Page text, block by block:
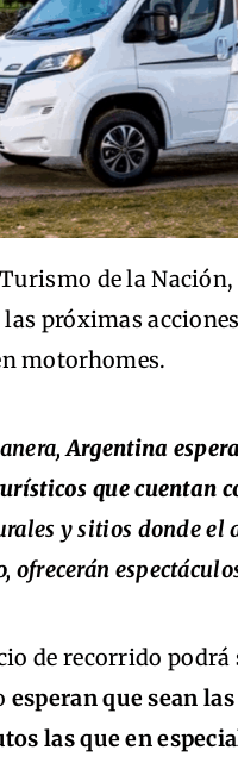
de la
próximas
motorhomes.
Argentina
que cuentan
y sitios donde el
ofrecerán
de recorrido
esperan que sean
las que en